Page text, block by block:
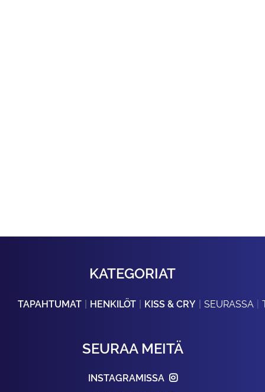
KATEGORIAT
TAPAHTUMAT HENKILÖT KISS & CRY SEURASSA
SEURAA MEITÄ
INSTAGRAMISSA